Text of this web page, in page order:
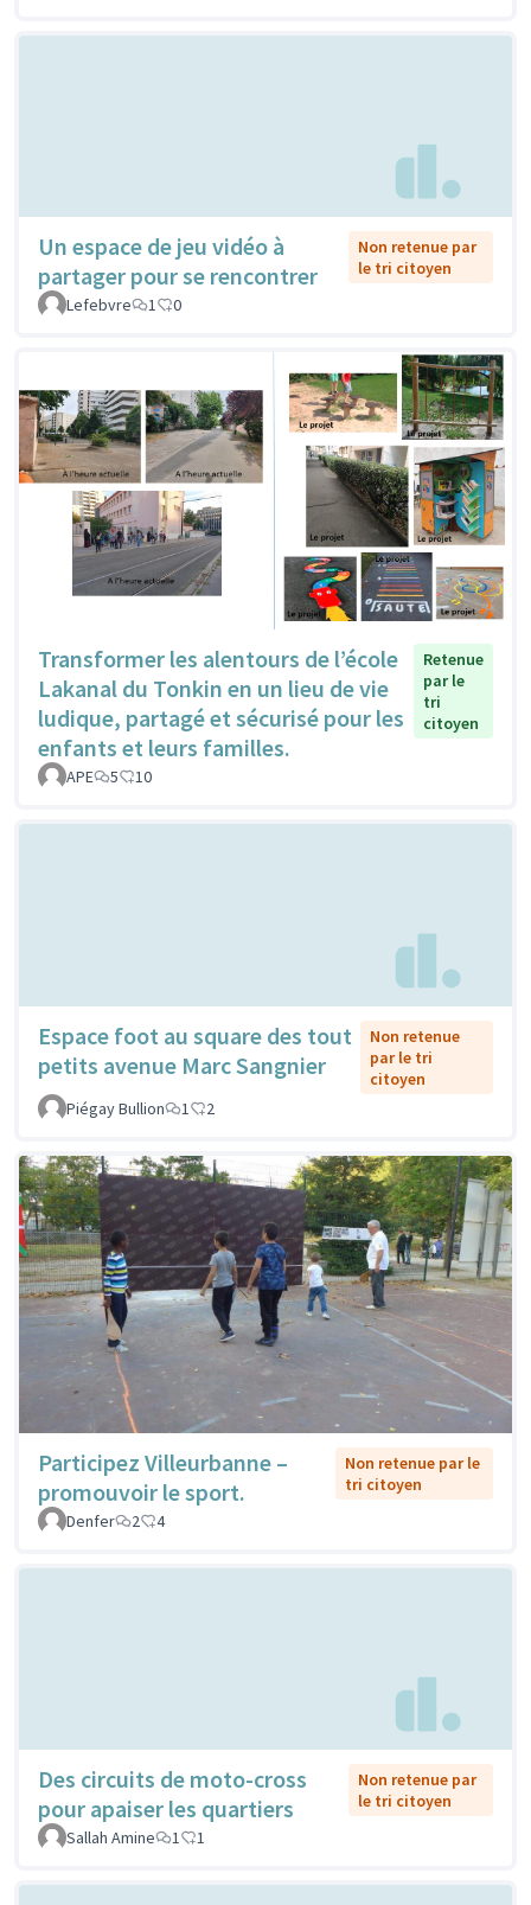
Un espace de jeu vidéo à
partager pour se rencontrer
Non retenue par
le tri citoyen
Lefebvre
1 0
Transformer les alentours de l’école
Lakanal du Tonkin en un lieu de vie
ludique, partagé et sécurisé pour les
enfants et leurs familles.
Retenue
par le
tri
citoyen
APE 5 10
Espace foot au square des tout
petits avenue Marc Sangnier
Non retenue
par le tri
citoyen
Piégay Bullion
1 2
Participez Villeurbanne –
promouvoir le sport.
Non retenue par le
tri citoyen
Denfer
2 4
Des circuits de moto-cross
pour apaiser les quartiers
Non retenue par
le tri citoyen
Sallah Amine
1 1